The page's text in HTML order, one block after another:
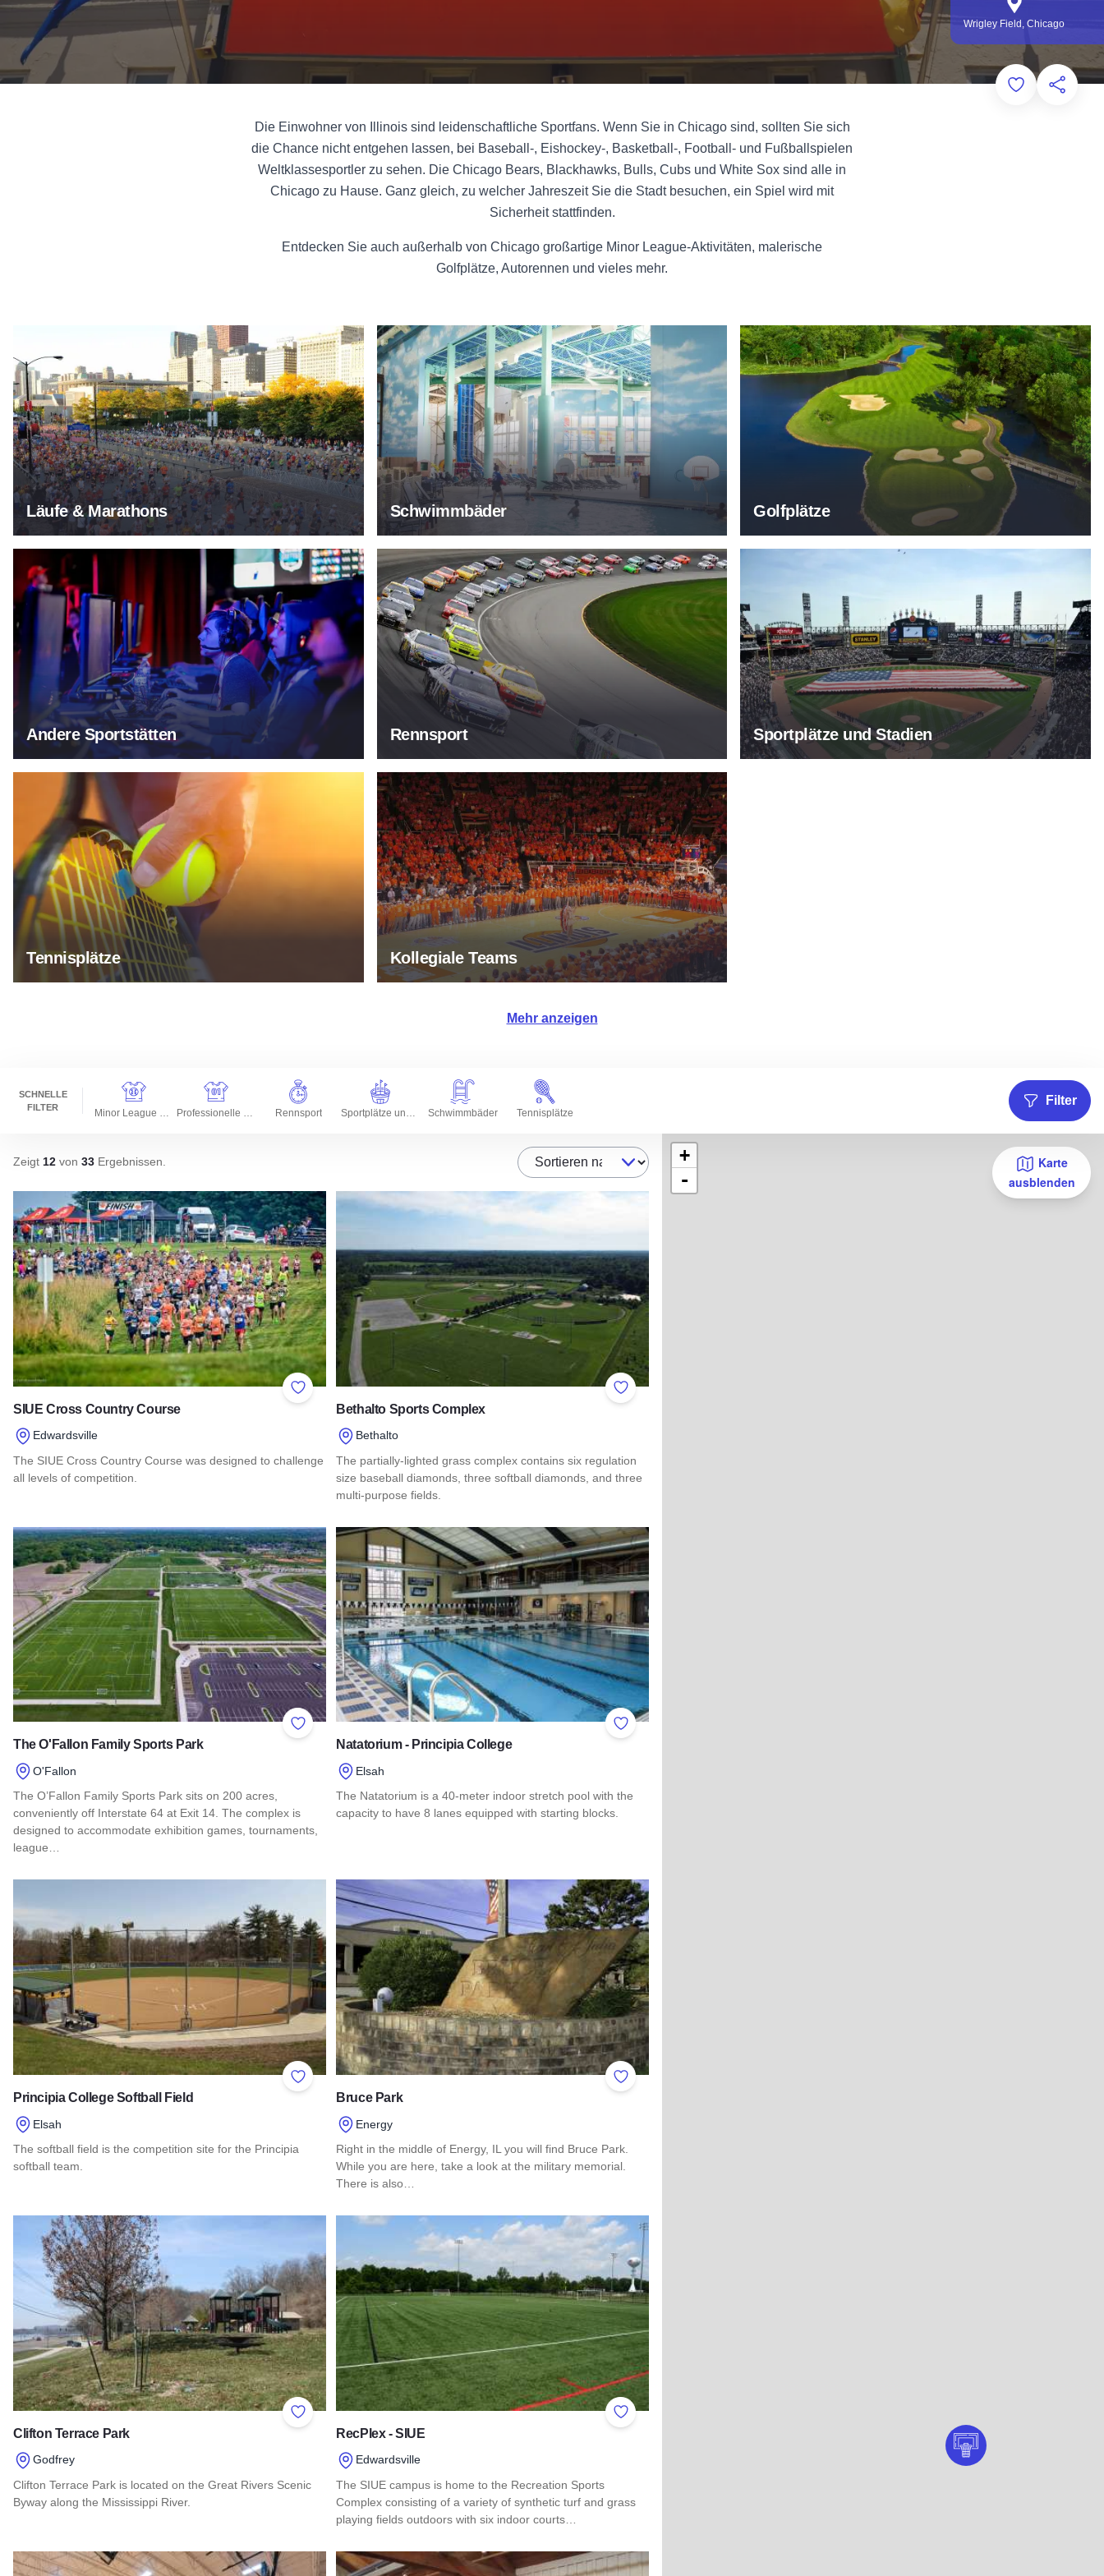
Wrigley Field, Chicago
Add toDiese
Die Einwohner von Illinois sind leidenschaftliche Sportfans. Wenn Sie in Chicago sind, sollten Sie sich
die Chance nicht entgehen lassen, bei Baseball-, Eishockey-, Basketball-, Football- und Fußballspielen
Weltklassesportler zu sehen. Die Chicago Bears, Blackhawks, Bulls, Cubs und White Sox sind alle in
Chicago zu Hause. Ganz gleich, zu welcher Jahreszeit Sie die Stadt besuchen, ein Spiel wird mit
Sicherheit stattfinden.
Entdecken Sie auch außerhalb von Chicago großartige Minor League-Aktivitäten, malerische
Golfplätze, Autorennen und vieles mehr.
Läufe & Marathons Schwimmbäder
Schwimmbäder
Golfplätze
Golfplätze
Andere Sportstätten
Andere Sportstätten
Rennsport
Rennsport
Sportplätze und Stadien
Tennisplätze Kollegiale Teams
Kollegiale Teams
Mehr anzeigen
SCHNELLE
FILTER
Minor League Mannschaften Professionelle Teams Rennsport Sportplätze und Stadien Schwimmbäder Tennisplätze
Filter
Zeigt 12 von 33 Ergebnissen. Sortieren nach
Add to Favorites
SIUE Cross Country Course
Edwardsville
The SIUE Cross Country Course was designed to challenge
all levels of competition.
Add to Favorites
Bethalto Sports Complex
Bethalto
The partially-lighted grass complex contains six regulation
size baseball diamonds, three softball diamonds, and three
multi-purpose fields.
Read more about Bethalto Sports Complex
Add to Favorites
The O'Fallon Family Sports Park
O'Fallon
The O’Fallon Family Sports Park sits on 200 acres,
conveniently off Interstate 64 at Exit 14. The complex is
designed to accommodate exhibition games, tournaments,
league…
Read more about The O'Fallon Family Sports Park
Add to Favorites
Natatorium - Principia College
Elsah
The Natatorium is a 40-meter indoor stretch pool with the
capacity to have 8 lanes equipped with starting blocks.
Add to Favorites
Principia College Softball Field
Elsah
The softball field is the competition site for the Principia
softball team.
Add to Favorites
Bruce Park
Energy
Right in the middle of Energy, IL you will find Bruce Park.
While you are here, take a look at the military memorial.
There is also…
Read more about Bruce Park
Add to Favorites
Clifton Terrace Park
Godfrey
Clifton Terrace Park is located on the Great Rivers Scenic
Byway along the Mississippi River.
Add to Favorites
RecPlex - SIUE
Edwardsville
The SIUE campus is home to the Recreation Sports
Complex consisting of a variety of synthetic turf and grass
playing fields outdoors with six indoor courts…
Read more about RecPlex - SIUE
Karte
ausblenden
+
-